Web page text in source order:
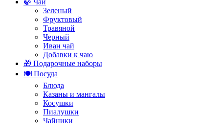
Зеленый
Фруктовый
Травяной
Черный
Иван чай
Добавки к чаю
🎁 Подарочные наборы
🍽️ Посуда
Блюда
Казаны и мангалы
Косушки
Пиалушки
Чайники